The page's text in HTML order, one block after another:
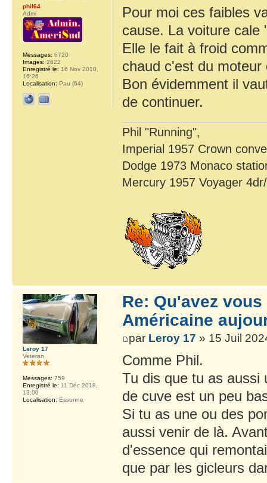
Pour moi ces faibles
cause. La voiture cale
Elle le fait à froid
chaud c'est du moteur
Bon évidemment il
de continuer.
Phil "Running",
Imperial 1957 Crown
Dodge 1973 Monaco
Mercury 1957 Voyager
phil64
Admi
Messages: 6720
Images: 2622
Enregistré le: 16 Nov 2010,
16:26
Localisation: Pau (64)
Re: Qu'avez
Américaine
par Leroy 17 » 15 Juil
Comme Phil.
Tu dis que tu as aussi
de cuve est un peu
Si tu as une ou des
aussi venir de là.
d'essence qui
que par les gicleurs
Leroy 17
Veteran
Messages: 759
Enregistré le: 11 Déc 2018,
13:00
Localisation: Essonne